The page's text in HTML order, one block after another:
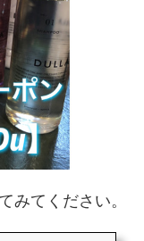
みてください。